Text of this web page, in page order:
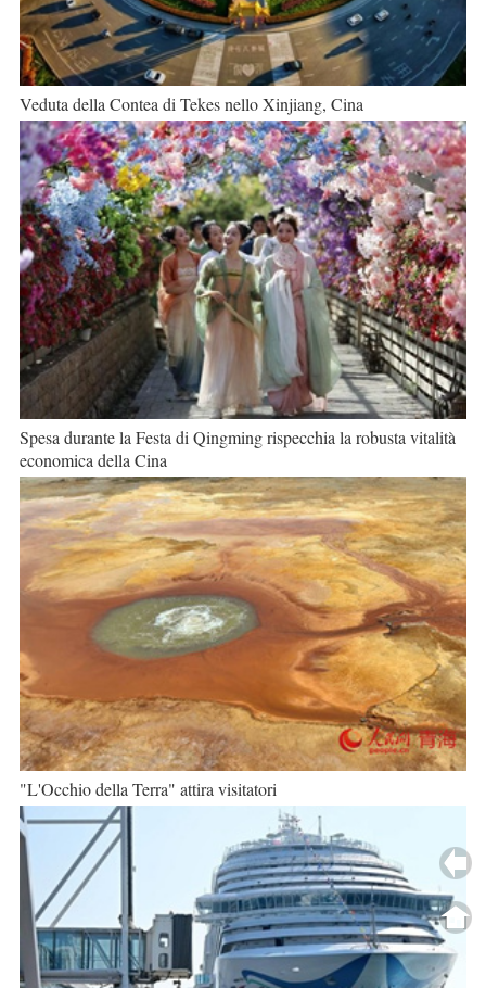
Veduta della Contea di Tekes nello Xinjiang, Cina
Spesa durante la Festa di Qingming rispecchia la robusta vitalità
economica della Cina
"L'Occhio della Terra" attira visitatori